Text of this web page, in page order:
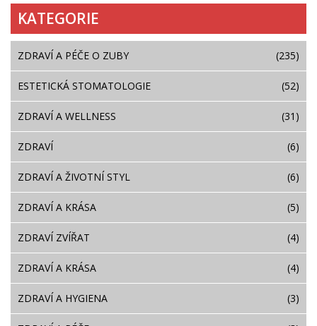
KATEGORIE
ZDRAVÍ A PÉČE O ZUBY (235)
ESTETICKÁ STOMATOLOGIE (52)
ZDRAVÍ A WELLNESS (31)
ZDRAVÍ (6)
ZDRAVÍ A ŽIVOTNÍ STYL (6)
ZDRAVÍ A KRÁSA (5)
ZDRAVÍ ZVÍŘAT (4)
ZDRAVÍ A KRÁSA (4)
ZDRAVÍ A HYGIENA (3)